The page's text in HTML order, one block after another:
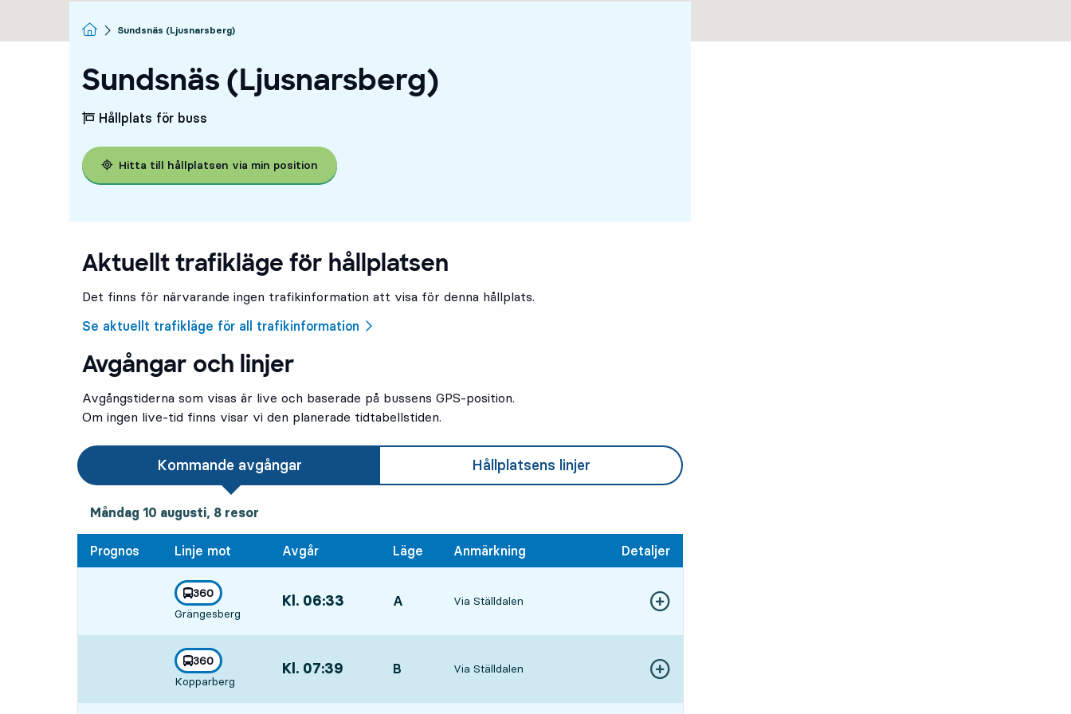
Startsida
Sundsnäs (Ljusnarsberg)
Sundsnäs (Ljusnarsberg)
Hållplats för buss
Hitta till hållplatsen via min position
Aktuellt trafikläge för hållplatsen
Det finns för närvarande ingen trafikinformation att visa för denna hållplats.
Se aktuellt trafikläge för all trafikinformation
Avgångar och linjer
Avgångstiderna som visas är live och baserade på bussens GPS-position.
Om ingen live-tid finns visar vi den planerade tidtabellstiden.
Kommande avgångar Hållplatsens linjer
måndag 10 augusti, 8resor
Måndag 10 augusti, 8 resor
Prognos Linje mot Avgår Läge Anmärkning Detaljer
linje
360
mot
Grängesberg
, Kl. 06:33 LÄGE,
A Via Ställdalen Visa fler detaljer
linje
360
mot
Kopparberg
, Kl. 07:39 LÄGE,
B Via Ställdalen Visa fler detaljer